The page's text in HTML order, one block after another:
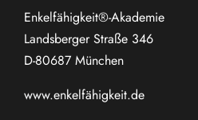
Enkelfähigkeit®-Akademie
Landsberger Straße 346
D-80687 München
www.enkelfähigkeit.de